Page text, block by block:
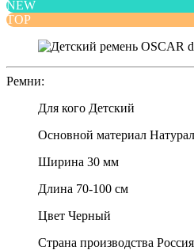
NEW
TOP
Ремни:
Для кого Детский
Основной материал
Ширина 30 мм
Длина 70-100 см
Цвет Черный
Страна производства Россия